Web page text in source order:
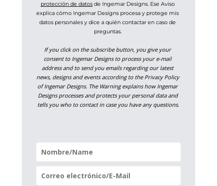
protección de datos de Ingemar Designs. Ese Aviso
explica cómo Ingemar Designs procesa y protege mis
datos personales y dice a quién contactar en caso de
preguntas.
If you click on the subscribe button, you give your
consent to Ingemar Designs to process your e-mail
address and to send you emails regarding our latest
news, designs and events according to the Privacy Policy
of Ingemar Designs. The Warning explains how Ingemar
Designs processes and protects your personal data and
tells you who to contact in case you have any questions.